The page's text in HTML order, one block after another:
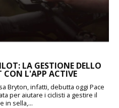
LA GESTIONE DELLO
CON L'APP ACTIVE
Bryton, infatti, debutta oggi Pace
per aiutare i ciclisti a gestire il
in sella,...